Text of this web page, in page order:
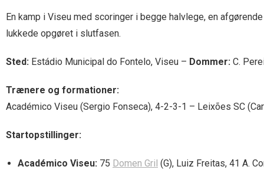
En kamp i Viseu med scoringer i begge halvlege, en
lukkede opgøret i slutfasen.
Sted: Estádio Municipal do Fontelo, Viseu – Dommer: C.
Trænere og formationer:
Académico Viseu (Sergio Fonseca), 4-2-3-1 – Leixões SC
Startopstillinger:
Académico Viseu: 75 Domen Gril (G), Luiz Freitas, 41 A.